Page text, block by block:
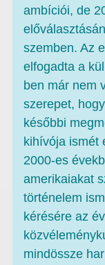
ambíciói, de
szemben. Az
elfogadta a
ben már nem
szerepet,
későbbi
kihívója ismét
2000-es
amerikaiakat
történelem
kérésére az
mindössze